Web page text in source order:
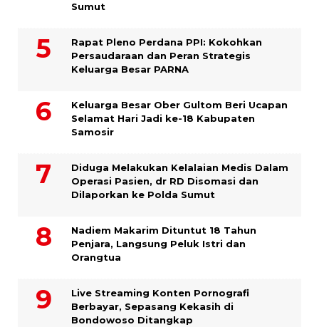
Sumut
Rapat Pleno Perdana PPI: Kokohkan
Persaudaraan dan Peran Strategis
Keluarga Besar PARNA
Keluarga Besar Ober Gultom Beri Ucapan
Selamat Hari Jadi ke-18 Kabupaten
Samosir
Diduga Melakukan Kelalaian Medis Dalam
Operasi Pasien, dr RD Disomasi dan
Dilaporkan ke Polda Sumut
​Nadiem Makarim Dituntut 18 Tahun
Penjara, Langsung Peluk Istri dan
Orangtua
Live Streaming Konten Pornografi
Berbayar, Sepasang Kekasih di
Bondowoso Ditangkap